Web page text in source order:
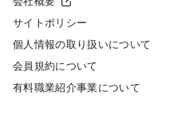
クリニック開業までの流れ
開業支援事例
非常勤求人検索
スポット求人検索
採用をお考えの医療機関の方
サイトポリシー
個人情報の取り扱いについて
会員規約について
有料職業紹介事業について